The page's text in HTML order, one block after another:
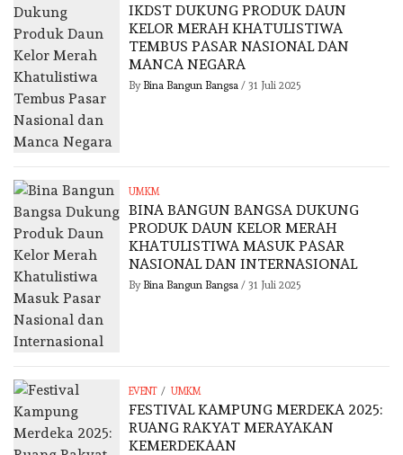
IKDST DUKUNG PRODUK DAUN
KELOR MERAH KHATULISTIWA
TEMBUS PASAR NASIONAL DAN
MANCA NEGARA
By Bina Bangun Bangsa / 31 Juli 2025
UMKM
BINA BANGUN BANGSA DUKUNG
PRODUK DAUN KELOR MERAH
KHATULISTIWA MASUK PASAR
NASIONAL DAN INTERNASIONAL
By Bina Bangun Bangsa / 31 Juli 2025
EVENT / UMKM
FESTIVAL KAMPUNG MERDEKA 2025:
RUANG RAKYAT MERAYAKAN
KEMERDEKAAN